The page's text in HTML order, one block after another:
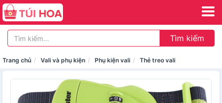
Tìm kiếm
Trang chủ Vali và phụ kiện Phụ kiện vali Thẻ treo vali